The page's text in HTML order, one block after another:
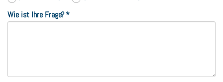
Wie ist Ihre Frage?*